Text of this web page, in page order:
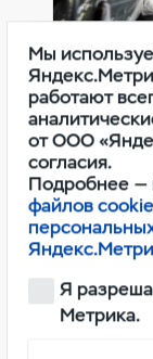
Мы
работают
от ООО
согласия.
Подробнее —
файлов cookie
Я
Метрика.